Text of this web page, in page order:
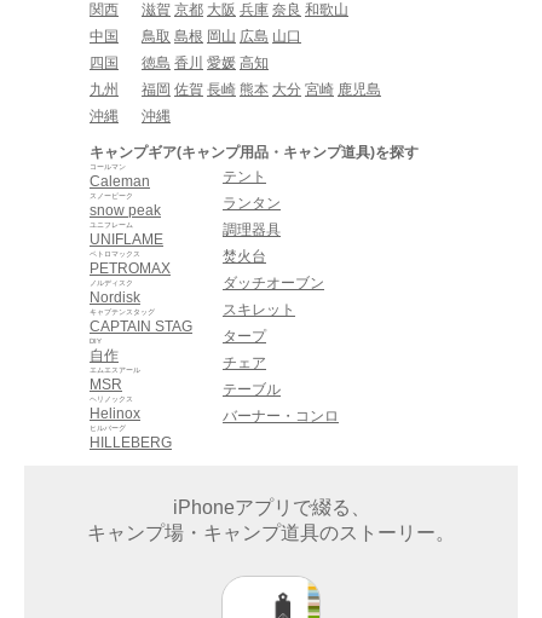
関西
滋賀 京都 大阪 兵庫 奈良 和歌山
中国
鳥取 島根 岡山 広島 山口
四国
徳島 香川 愛媛 高知
九州
福岡 佐賀 長崎 熊本 大分 宮崎 鹿児島
沖縄
沖縄
キャンプギア(キャンプ用品・キャンプ道具)を探す
Caleman
コールマン
snow peak
スノーピーク
UNIFLAME
ユニフレーム
PETROMAX
ペトロマックス
Nordisk
ノルディスク
CAPTAIN STAG
キャプテンスタッグ
自作
DIY
MSR
エムエスアール
Helinox
ヘリノックス
HILLEBERG
ヒルバーグ
テント
ランタン
調理器具
焚火台
ダッチオーブン
スキレット
タープ
チェア
テーブル
バーナー・コンロ
iPhoneアプリで綴る、
キャンプ場・キャンプ道具のストーリー。